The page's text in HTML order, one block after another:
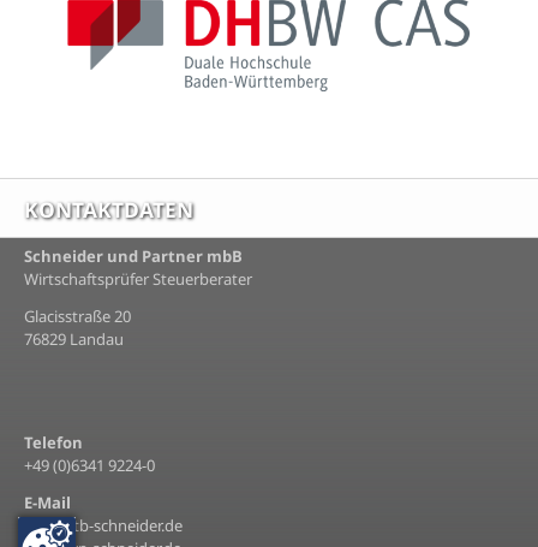
KONTAKTDATEN
Schneider und Partner mbB
Wirtschaftsprüfer Steuerberater
Glacisstraße 20
76829 Landau
Telefon
+49 (0)6341 9224-0
E-Mail
info@stb-schneider.de